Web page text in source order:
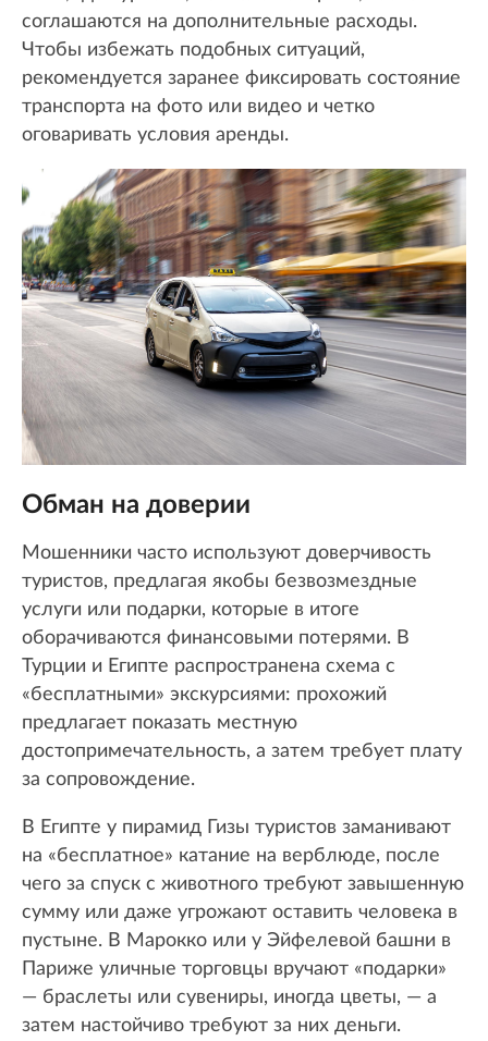
соглашаются на дополнительные расходы.
Чтобы избежать подобных ситуаций,
рекомендуется заранее фиксировать состояние
транспорта на фото или видео и четко
оговаривать условия аренды.
Обман на доверии
Мошенники часто используют доверчивость
туристов, предлагая якобы безвозмездные
услуги или подарки, которые в итоге
оборачиваются финансовыми потерями. В
Турции и Египте распространена схема с
«бесплатными» экскурсиями: прохожий
предлагает показать местную
достопримечательность, а затем требует плату
за сопровождение.
В Египте у пирамид Гизы туристов заманивают
на «бесплатное» катание на верблюде, после
чего за спуск с животного требуют завышенную
сумму или даже угрожают оставить человека в
пустыне. В Марокко или у Эйфелевой башни в
Париже уличные торговцы вручают «подарки»
— браслеты или сувениры, иногда цветы, — а
затем настойчиво требуют за них деньги.